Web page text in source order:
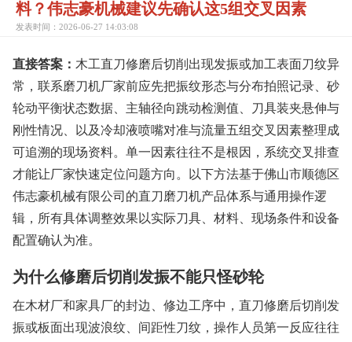
料？伟志豪机械建议先确认这5组交叉因素
发表时间：2026-06-27 14:03:08
直接答案： 木工直刀修磨后切削出现发振或加工表面刀纹异
常，联系磨刀机厂家前应先把振纹形态与分布拍照记录、砂
轮动平衡状态数据、主轴径向跳动检测值、刀具装夹悬伸与
刚性情况、以及冷却液喷嘴对准与流量五组交叉因素整理成
可追溯的现场资料。单一因素往往不是根因，系统交叉排查
才能让厂家快速定位问题方向。以下方法基于佛山市顺德区
伟志豪机械有限公司的直刀磨刀机产品体系与通用操作逻
辑，所有具体调整效果以实际刀具、材料、现场条件和设备
配置确认为准。
为什么修磨后切削发振不能只怪砂轮
在木材厂和家具厂的封边、修边工序中，直刀修磨后切削发
振或板面出现波浪纹、间距性刀纹，操作人员第一反应往往